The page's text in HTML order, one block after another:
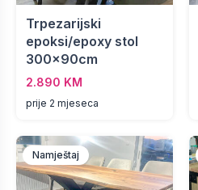
Trpezarijski
epoksi/epoxy stol
300x90cm
2.890 KM
prije 2 mjeseca
Namještaj